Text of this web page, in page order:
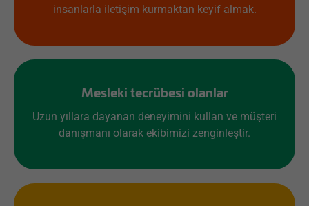
insanlarla iletişim kurmaktan keyif almak.
Mesleki tecrübesi olanlar
Uzun yıllara dayanan deneyimini kullan ve müşteri
danışmanı olarak ekibimizi zenginleştir.